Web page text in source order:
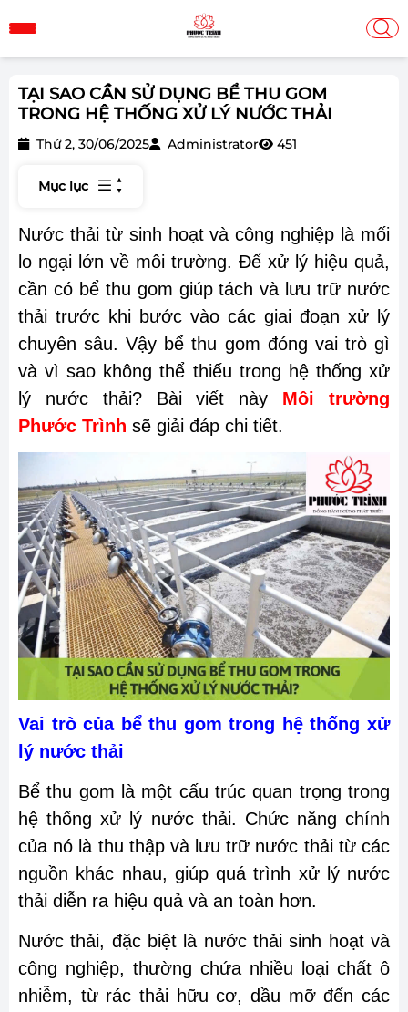
TẠI SAO CẦN SỬ DỤNG BỂ THU GOM
TRONG HỆ THỐNG XỬ LÝ NƯỚC THẢI
Thứ 2, 30/06/2025 Administrator 451
Mục lục
Nước thải từ sinh hoạt và công nghiệp là mối
lo ngại lớn về môi trường. Để xử lý hiệu quả,
cần có bể thu gom giúp tách và lưu trữ nước
thải trước khi bước vào các giai đoạn xử lý
chuyên sâu. Vậy bể thu gom đóng vai trò gì
và vì sao không thể thiếu trong hệ thống xử
lý nước thải? Bài viết này Môi trường
Phước Trình sẽ giải đáp chi tiết.
Vai trò của bể thu gom trong hệ thống xử
lý nước thải
Bể thu gom là một cấu trúc quan trọng trong
hệ thống xử lý nước thải. Chức năng chính
của nó là thu thập và lưu trữ nước thải từ các
nguồn khác nhau, giúp quá trình xử lý nước
thải diễn ra hiệu quả và an toàn hơn.
Nước thải, đặc biệt là nước thải sinh hoạt và
công nghiệp, thường chứa nhiều loại chất ô
nhiễm, từ rác thải hữu cơ, dầu mỡ đến các